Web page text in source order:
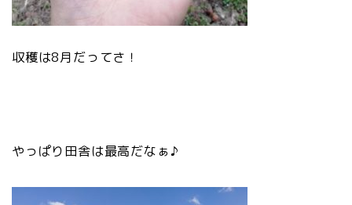
収穫は8月だってさ！
やっぱり田舎は最高だなぁ♪